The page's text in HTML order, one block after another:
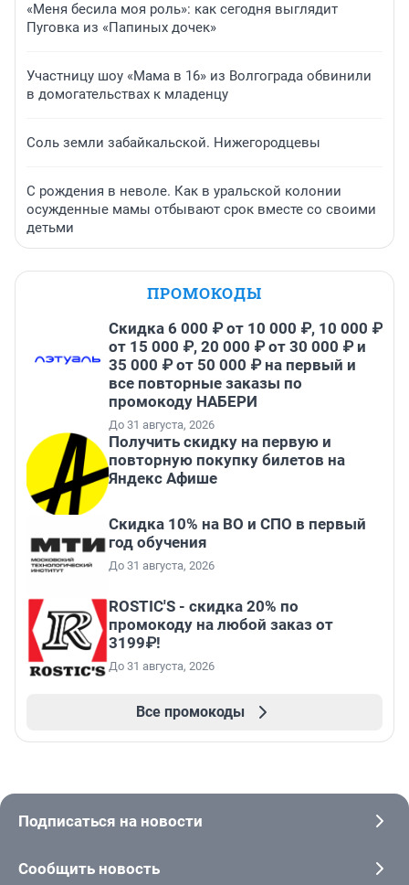
«Меня бесила моя роль»: как сегодня выглядит
Пуговка из «Папиных дочек»
Участницу шоу «Мама в 16» из Волгограда обвинили
в домогательствах к младенцу
Соль земли забайкальской. Нижегородцевы
С рождения в неволе. Как в уральской колонии
осужденные мамы отбывают срок вместе со своими
детьми
ПРОМОКОДЫ
Скидка 6 000 ₽ от 10 000 ₽, 10 000 ₽
от 15 000 ₽, 20 000 ₽ от 30 000 ₽ и
35 000 ₽ от 50 000 ₽ на первый и
все повторные заказы по
промокоду НАБЕРИ
До 31 августа, 2026
Получить скидку на первую и
повторную покупку билетов на
Яндекс Афише
Скидка 10% на ВО и СПО в первый
год обучения
До 31 августа, 2026
ROSTIC'S - скидка 20% по
промокоду на любой заказ от
3199₽!
До 31 августа, 2026
Все промокоды
Подписаться на новости
Сообщить новость